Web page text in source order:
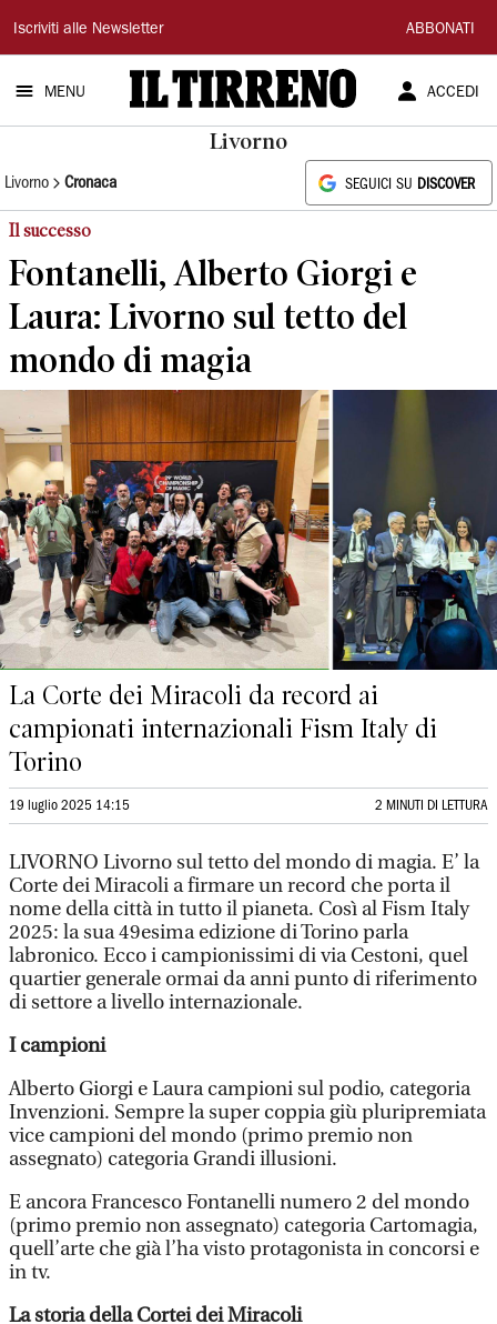
Il
Tirreno
Iscriviti alle Newsletter ABBONATI
MENU ACCEDI
Livorno
Livorno Cronaca SEGUICI SU DISCOVER
Il successo
Fontanelli, Alberto Giorgi e
Laura: Livorno sul tetto del
mondo di magia
La Corte dei Miracoli da record ai
campionati internazionali Fism Italy di
Torino
19 luglio 2025 14:15 2 MINUTI DI LETTURA
LIVORNO Livorno sul tetto del mondo di magia. E’ la
Corte dei Miracoli a firmare un record che porta il
nome della città in tutto il pianeta. Così al Fism Italy
2025: la sua 49esima edizione di Torino parla
labronico. Ecco i campionissimi di via Cestoni, quel
quartier generale ormai da anni punto di riferimento
di settore a livello internazionale.
I campioni
Alberto Giorgi e Laura campioni sul podio, categoria
Invenzioni. Sempre la super coppia giù pluripremiata
vice campioni del mondo (primo premio non
assegnato) categoria Grandi illusioni.
E ancora Francesco Fontanelli numero 2 del mondo
(primo premio non assegnato) categoria Cartomagia,
quell’arte che già l’ha visto protagonista in concorsi e
in tv.
La storia della Cortei dei Miracoli